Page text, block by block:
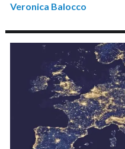
Veronica Balocco